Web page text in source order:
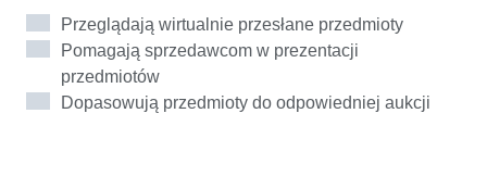
(Hiszpania). W tym czasie współpracowała ściśle z
Vicente Jiménez Ifergan, który jest znanym
kolekcjonerem starożytnych dzieł sztuki. Jako ekspert
Catawiki, Ruth czerpie radość z odgadywania historii
Przeglądają wirtualnie przesłane przedmioty
Pomagają sprzedawcom w prezentacji
przedmiotów
Dopasowują przedmioty do odpowiedniej aukcji